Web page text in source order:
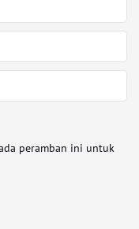
peramban ini untuk